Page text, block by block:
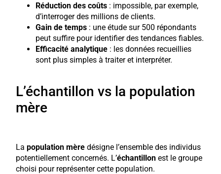
Réduction des coûts : impossible, par exemple,
d’interroger des millions de clients.
Gain de temps : une étude sur 500 répondants
peut suffire pour identifier des tendances fiables.
Efficacité analytique : les données recueillies
sont plus simples à traiter et interpréter.
L’échantillon vs la population
mère
Lapopulation mère désigne l’ensemble des individus
potentiellement concernés. L’échantillon est le groupe
choisi pour représenter cette population.